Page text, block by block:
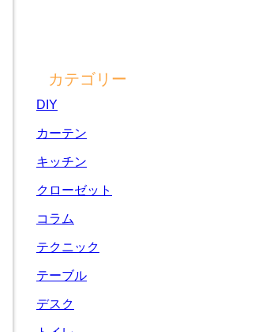
カテゴリー
DIY
カーテン
キッチン
クローゼット
コラム
テクニック
テーブル
デスク